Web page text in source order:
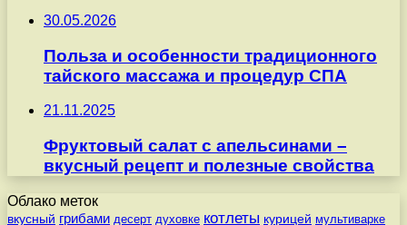
30.05.2026
Польза и особенности традиционного
тайского массажа и процедур СПА
21.11.2025
Фруктовый салат с апельсинами –
вкусный рецепт и полезные свойства
Облако меток
вкусный грибами десерт духовке котлеты курицей мультиварке